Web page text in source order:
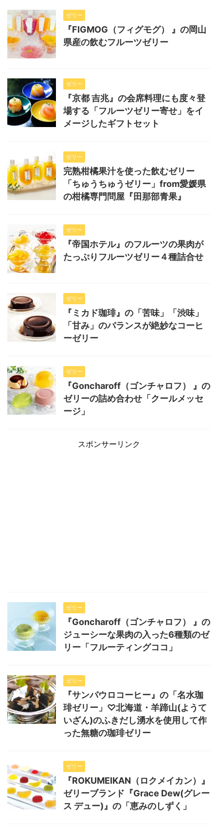
ゼリー
『FIGMOG（フィグモグ） 』の岡山
県産の飲むフルーツゼリー
ゼリー
『京都 吉兆』の会席料理にも度々登
場する「フルーツゼリー寄せ」をイ
メージしたギフトセット
ゼリー
完熟柑橘果汁を使った飲むゼリー
「ちゅうちゅうゼリー」from愛媛県
の柑橘専門問屋『田那部青果』
ゼリー
『帝国ホテル』のフルーツの果肉が
たっぷりフルーツゼリー４種詰合せ
ゼリー
『ミカド珈琲』の「苦味」「渋味」
「甘み」のバランスが絶妙なコーヒ
ーゼリー
ゼリー
『Goncharoff（ゴンチャロフ） 』の
ゼリーの詰め合わせ「クールメッセ
ージ」
スポンサーリンク
ゼリー
『Goncharoff（ゴンチャロフ） 』の
ジューシーな果肉の入った6種類のゼ
リー「フルーティングココ」
ゼリー
『サンパウロコーヒー』の「名水珈
琲ゼリー」♡北海道・羊蹄山(ようて
いざん)のふきだし湧水を使用して作
った無糖の珈琲ゼリー
ゼリー
『ROKUMEIKAN（ロクメイカン）』
ゼリーブランド『Grace Dew(グレー
ス デュー)』の「恵みのしずく」